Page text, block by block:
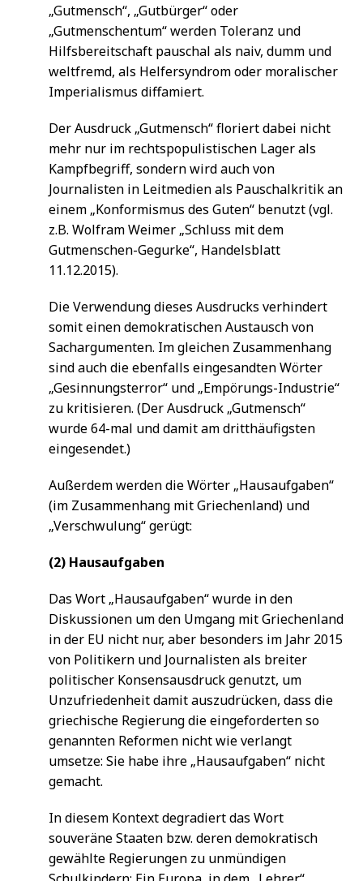
„Gutmensch“, „Gutbürger“ oder
„Gutmenschentum“ werden Toleranz und
Hilfsbereitschaft pauschal als naiv, dumm und
weltfremd, als Helfersyndrom oder moralischer
Imperialismus diffamiert.
Der Ausdruck „Gutmensch“ floriert dabei nicht
mehr nur im rechtspopulistischen Lager als
Kampfbegriff, sondern wird auch von
Journalisten in Leitmedien als Pauschalkritik an
einem „Konformismus des Guten“ benutzt (vgl.
z.B. Wolfram Weimer „Schluss mit dem
Gutmenschen-Gegurke“, Handelsblatt
11.12.2015).
Die Verwendung dieses Ausdrucks verhindert
somit einen demokratischen Austausch von
Sachargumenten. Im gleichen Zusammenhang
sind auch die ebenfalls eingesandten Wörter
„Gesinnungsterror“ und „Empörungs-Industrie“
zu kritisieren. (Der Ausdruck „Gutmensch“
wurde 64-mal und damit am dritthäufigsten
eingesendet.)
Außerdem werden die Wörter „Hausaufgaben“
(im Zusammenhang mit Griechenland) und
„Verschwulung“ gerügt:
(2) Hausaufgaben
Das Wort „Hausaufgaben“ wurde in den
Diskussionen um den Umgang mit Griechenland
in der EU nicht nur, aber besonders im Jahr 2015
von Politikern und Journalisten als breiter
politischer Konsensausdruck genutzt, um
Unzufriedenheit damit auszudrücken, dass die
griechische Regierung die eingeforderten so
genannten Reformen nicht wie verlangt
umsetze: Sie habe ihre „Hausaufgaben“ nicht
gemacht.
In diesem Kontext degradiert das Wort
souveräne Staaten bzw. deren demokratisch
gewählte Regierungen zu unmündigen